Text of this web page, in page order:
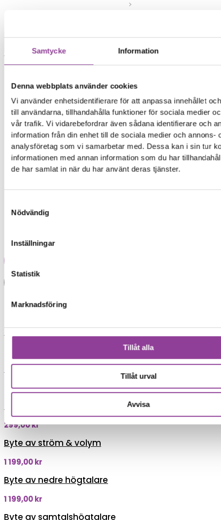
Samtycke Information
Denna webbplats använder cookies
Vi använder enhetsidentifierare för att anpassa innehållet
till användarna, tillhandahålla funktioner för sociala medier
vår trafik. Vi vidarebefordrar även sådana identifierare och
information från din enhet till de sociala medier och annons-
analysföretag som vi samarbetar med. Dessa kan i sin tur
informationen med annan information som du har
de har samlat in när du har använt deras tjänster.
Nödvändig
Inställningar
Statistik
Marknadsföring
Tillåt alla
Tillåt urval
Avvisa
Vattenskadebehandling
i en alkohol baserad “Ultrasonic Cleaner” som
rengör och tar bort all fukt från komponenterna.
•Behandlingen ska utföras så fort som möjligt
•Batteri och skärm kommer störst sannolikhet
behövas bytas
899,00kr
Telefonen har tappats i vatten
Vi lämnar ingen garanti på denna reparation.
modell
Data Recovery
Rengöring
299,00kr
299,00kr
Byte av ström & volym
1 199,00kr
Byte av nedre högtalare
1 199,00kr
Byte av samtalshögtalare